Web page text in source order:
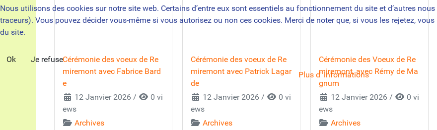
Cérémonie des voeux de Re
miremont avec Fabrice Bard
e
12 Janvier 2026 /
0 vi
ews
Archives
Cérémonie des voeux de Re
miremont avec Patrick Lagar
de
12 Janvier 2026/
0 vi
ews
Archives
Cérémonie des Voeux de Re
miremont, avec Rémy de Ma
gnum
12 Janvier 2026/
0 vi
ews
Archives
Nous utilisons des cookies sur notre site web. Certains d’entre eux sont essentiels au fonctionnement du site et d’autres
traceurs). Vous pouvez décider vous-même si vous autorisez ou non ces cookies. Merci de noter que, si vous les rejetez,
du site.
Ok
Je refuse
Plus d' informations